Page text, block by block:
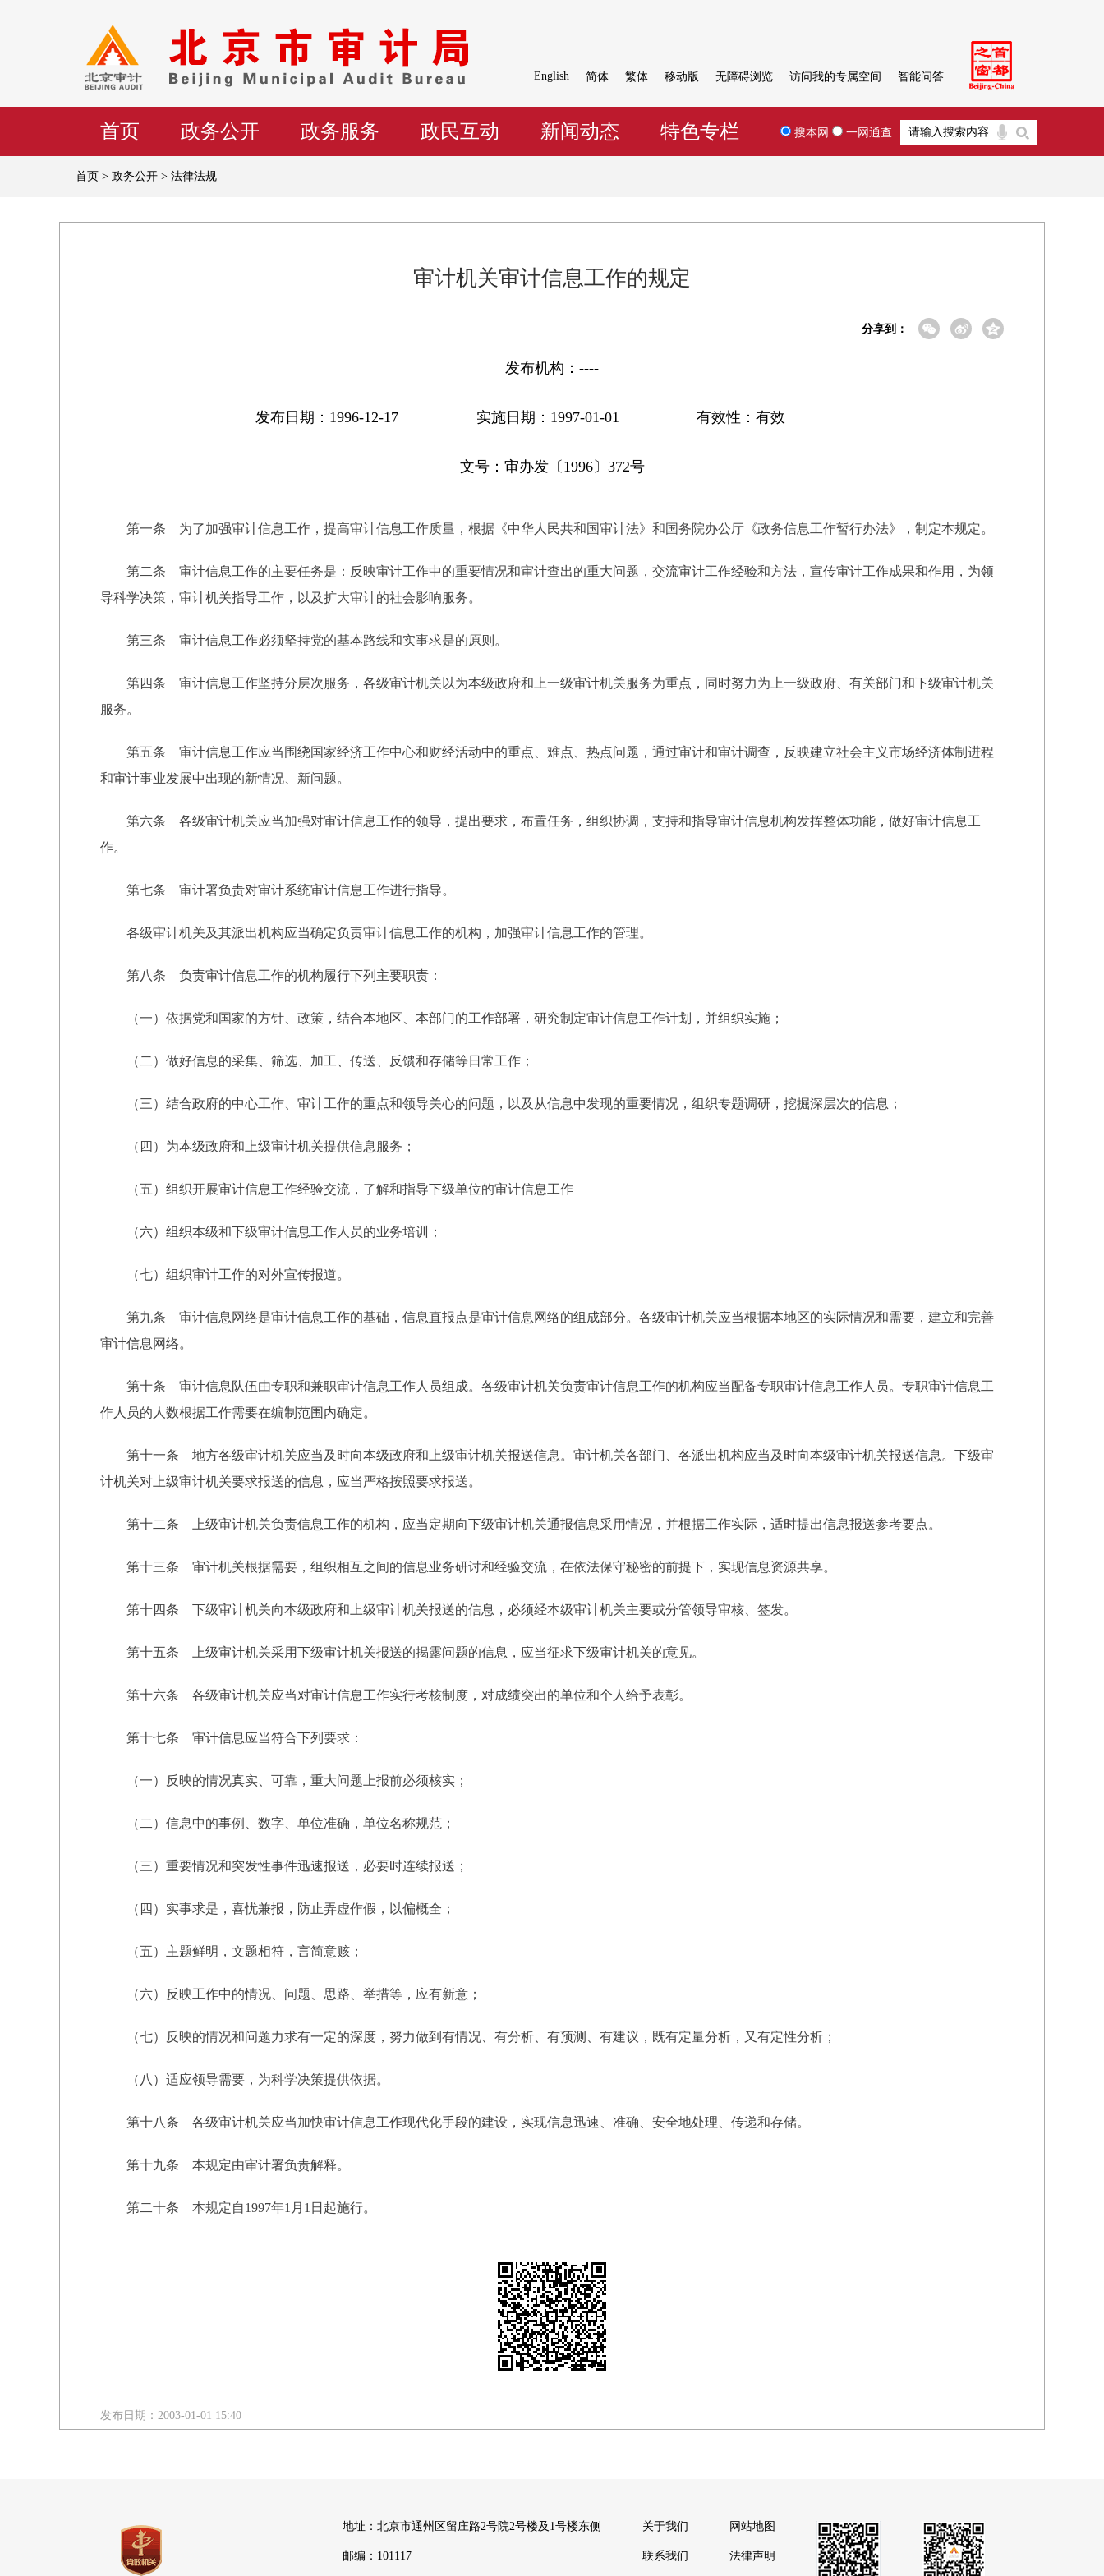
English 简体 繁体 移动版 无障碍浏览 访问我的专属空间 智能问答
首页 政务公开 政务服务 政民互动 新闻动态 特色专栏 搜本网 一网通查
首页 > 政务公开 > 法律法规
审计机关审计信息工作的规定
分享到：
发布机构： ----
发布日期：1996-12-17 实施日期：1997-01-01 有效性：有效
文号： 审办发〔1996〕 372号
第一条 为了加强审计信息工作，提高审计信息工作质量，根据《中华人民共和国审计法》和国务院办公厅《政务信息工作暂行办法》，制定本规定。
第二条 审计信息工作的主要任务是：反映审计工作中的重要情况和审计查出的重大问题，交流审计工作经验和方法，宣传审计工作成果和作用，为领
导科学决策，审计机关指导工作，以及扩大审计的社会影响服务。
第三条 审计信息工作必须坚持党的基本路线和实事求是的原则。
第四条 审计信息工作坚持分层次服务，各级审计机关以为本级政府和上一级审计机关服务为重点，同时努力为上一级政府、有关部门和下级审计机关
服务。
第五条 审计信息工作应当围绕国家经济工作中心和财经活动中的重点、难点、热点问题，通过审计和审计调查，反映建立社会主义市场经济体制进程
和审计事业发展中出现的新情况、新问题。
第六条 各级审计机关应当加强对审计信息工作的领导，提出要求，布置任务，组织协调，支持和指导审计信息机构发挥整体功能，做好审计信息工
作。
第七条 审计署负责对审计系统审计信息工作进行指导。
各级审计机关及其派出机构应当确定负责审计信息工作的机构，加强审计信息工作的管理。
第八条 负责审计信息工作的机构履行下列主要职责：
（一）依据党和国家的方针、政策，结合本地区、本部门的工作部署，研究制定审计信息工作计划，并组织实施；
（二）做好信息的采集、筛选、加工、传送、反馈和存储等日常工作；
（三）结合政府的中心工作、审计工作的重点和领导关心的问题，以及从信息中发现的重要情况，组织专题调研，挖掘深层次的信息；
（四）为本级政府和上级审计机关提供信息服务；
（五）组织开展审计信息工作经验交流，了解和指导下级单位的审计信息工作
（六）组织本级和下级审计信息工作人员的业务培训；
（七）组织审计工作的对外宣传报道。
第九条 审计信息网络是审计信息工作的基础，信息直报点是审计信息网络的组成部分。各级审计机关应当根据本地区的实际情况和需要，建立和完善
审计信息网络。
第十条 审计信息队伍由专职和兼职审计信息工作人员组成。各级审计机关负责审计信息工作的机构应当配备专职审计信息工作人员。专职审计信息工
作人员的人数根据工作需要在编制范围内确定。
第十一条 地方各级审计机关应当及时向本级政府和上级审计机关报送信息。审计机关各部门、各派出机构应当及时向本级审计机关报送信息。下级审
计机关对上级审计机关要求报送的信息，应当严格按照要求报送。
第十二条 上级审计机关负责信息工作的机构，应当定期向下级审计机关通报信息采用情况，并根据工作实际，适时提出信息报送参考要点。
第十三条 审计机关根据需要，组织相互之间的信息业务研讨和经验交流，在依法保守秘密的前提下，实现信息资源共享。
第十四条 下级审计机关向本级政府和上级审计机关报送的信息，必须经本级审计机关主要或分管领导审核、签发。
第十五条 上级审计机关采用下级审计机关报送的揭露问题的信息，应当征求下级审计机关的意见。
第十六条 各级审计机关应当对审计信息工作实行考核制度，对成绩突出的单位和个人给予表彰。
第十七条 审计信息应当符合下列要求：
（一）反映的情况真实、可靠，重大问题上报前必须核实；
（二）信息中的事例、数字、单位准确，单位名称规范；
（三）重要情况和突发性事件迅速报送，必要时连续报送；
（四）实事求是，喜忧兼报，防止弄虚作假，以偏概全；
（五）主题鲜明，文题相符，言简意赅；
（六）反映工作中的情况、问题、思路、举措等，应有新意；
（七）反映的情况和问题力求有一定的深度，努力做到有情况、有分析、有预测、有建议，既有定量分析，又有定性分析；
（八）适应领导需要，为科学决策提供依据。
第十八条 各级审计机关应当加快审计信息工作现代化手段的建设，实现信息迅速、准确、安全地处理、传递和存储。
第十九条 本规定由审计署负责解释。
第二十条 本规定自1997年1月1日起施行。
发布日期：2003-01-01 15:40
地址：北京市通州区留庄路2号院2号楼及1号楼东侧
邮编：101117
关于我们
联系我们
网站地图
法律声明